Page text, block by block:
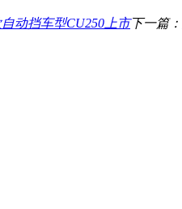
动挡车型CU250上市下一篇：